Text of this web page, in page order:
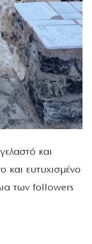
και
και ευτυχισμένο
των followers